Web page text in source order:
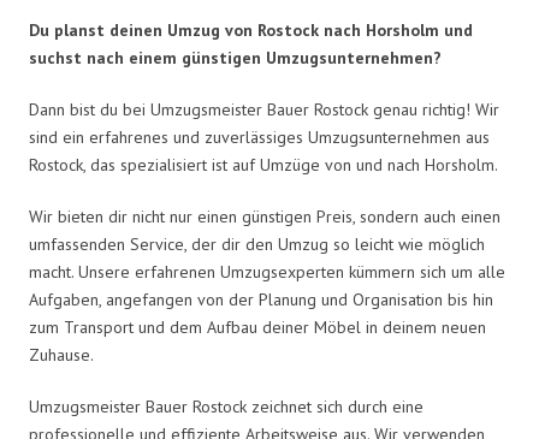
Du planst deinen Umzug von Rostock nach Horsholm und
suchst nach einem günstigen Umzugsunternehmen?
Dann bist du bei Umzugsmeister Bauer Rostock genau richtig! Wir
sind ein erfahrenes und zuverlässiges Umzugsunternehmen aus
Rostock, das spezialisiert ist auf Umzüge von und nach Horsholm.
Wir bieten dir nicht nur einen günstigen Preis, sondern auch einen
umfassenden Service, der dir den Umzug so leicht wie möglich
macht. Unsere erfahrenen Umzugsexperten kümmern sich um alle
Aufgaben, angefangen von der Planung und Organisation bis hin
zum Transport und dem Aufbau deiner Möbel in deinem neuen
Zuhause.
Umzugsmeister Bauer Rostock zeichnet sich durch eine
professionelle und effiziente Arbeitsweise aus. Wir verwenden